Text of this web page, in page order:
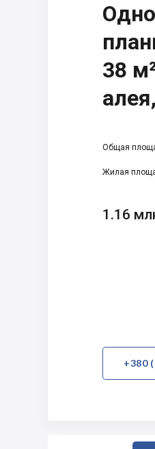
38
Общая
Жилая
1.16
+380